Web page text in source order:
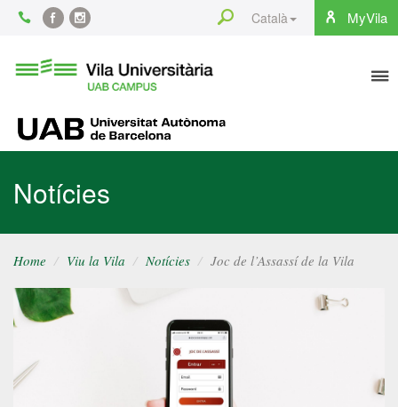
Content FacebookInstagram MyVila
Català
Search
Universitària
UAB
Notícies
Home Viu la Vila Notícies Joc de l’Assassí de la Vila